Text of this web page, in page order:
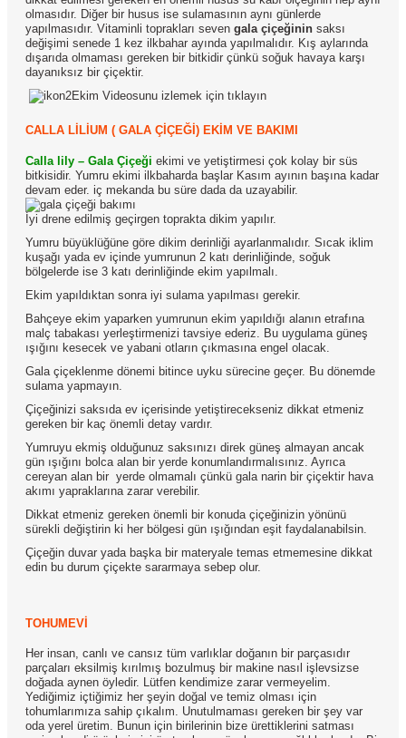
olmasıdır. Diğer bir husus ise sulamasının aynı günlerde
yapılmasıdır. Vitaminli toprakları seven gala çiçeğinin saksı
değişimi senede 1 kez ilkbahar ayında yapılmalıdır. Kış aylarında
dışarıda olmaması gereken bir bitkidir çünkü soğuk havaya karşı
dayanıksız bir çiçektir.
Ekim Videosunu izlemek için tıklayın
CALLA LİLİUM ( GALA ÇİÇEĞİ) EKİM VE BAKIMI
Calla lily – Gala Çiçeği ekimi ve yetiştirmesi çok kolay bir süs
bitkisidir. Yumru ekimi ilkbaharda başlar Kasım ayının başına kadar
devam eder. iç mekanda bu süre dada da uzayabilir.
İyi drene edilmiş geçirgen toprakta dikim yapılır.
Yumru büyüklüğüne göre dikim derinliği ayarlanmalıdır. Sıcak iklim
kuşağı yada ev içinde yumrunun 2 katı derinliğinde, soğuk
bölgelerde ise 3 katı derinliğinde ekim yapılmalı.
Ekim yapıldıktan sonra iyi sulama yapılması gerekir.
Bahçeye ekim yaparken yumrunun ekim yapıldığı alanın etrafına
malç tabakası yerleştirmenizi tavsiye ederiz. Bu uygulama güneş
ışığını kesecek ve yabani otların çıkmasına engel olacak.
Gala çiçeklenme dönemi bitince uyku sürecine geçer. Bu dönemde
sulama yapmayın.
Çiçeğinizi saksıda ev içerisinde yetiştirecekseniz dikkat etmeniz
gereken bir kaç önemli detay vardır.
Yumruyu ekmiş olduğunuz saksınızı direk güneş almayan ancak
gün ışığını bolca alan bir yerde konumlandırmalısınız. Ayrıca
cereyan alan bir yerde olmamalı çünkü gala narin bir çiçektir hava
akımı yapraklarına zarar verebilir.
Dikkat etmeniz gereken önemli bir konuda çiçeğinizin yönünü
sürekli değiştirin ki her bölgesi gün ışığından eşit faydalanabilsin.
Çiçeğin duvar yada başka bir materyale temas etmemesine dikkat
edin bu durum çiçekte sararmaya sebep olur.
TOHUMEVİ
Her insan, canlı ve cansız tüm varlıklar doğanın bir parçasıdır
parçaları eksilmiş kırılmış bozulmuş bir makine nasıl işlevsizse
doğada aynen öyledir. Lütfen kendimize zarar vermeyelim.
Yediğimiz içtiğimiz her şeyin doğal ve temiz olması için
tohumlarımıza sahip çıkalım. Unutulmaması gereken bir şey var
oda yerel üretim. Bunun için birilerinin bize ürettiklerini satması